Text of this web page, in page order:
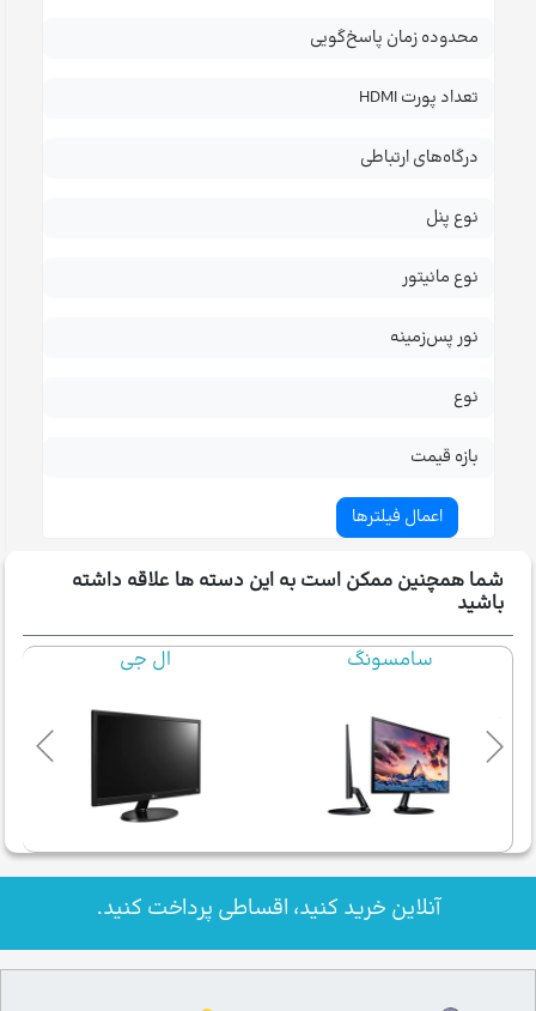
محدوده زمان پاسخ‌گویی
تعداد پورت HDMI
درگاه‌های ارتباطی
نوع پنل
نوع مانیتور
نور پس‌زمینه
نوع
بازه قیمت
شما همچنین ممکن است به این دسته ها علاقه داشته
باشید
سامسونگ
ال جی
آنلاین خرید کنید، اقساطی پرداخت کنید.